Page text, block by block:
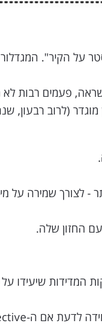
על הקיר". המגדלור
פעמים רבות לא
מוגדר (לרוב רבעון,
- לצורך שמירה על
החזון שלה.
המדידות שיעידו